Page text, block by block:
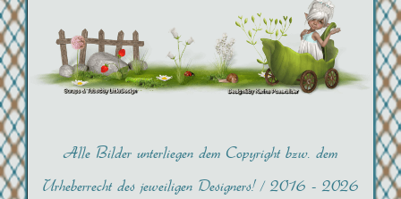
Alle Bilder unterliegen dem Copyright bzw. dem
Urheberrecht des jeweiligen Designers! / 2016 - 2026